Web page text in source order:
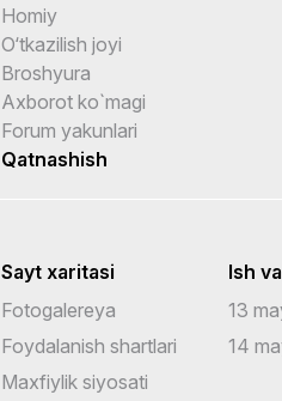
Homiy
O‘tkazilish joyi
Broshyura
Axborot ko`magi
Forum yakunlari
Qatnashish
Sayt xaritasi
Fotogalereya
Foydalanish shartlari
Maxfiylik siyosati
Ish
13
14